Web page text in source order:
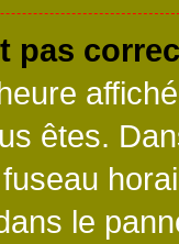
pas
êtes.
le